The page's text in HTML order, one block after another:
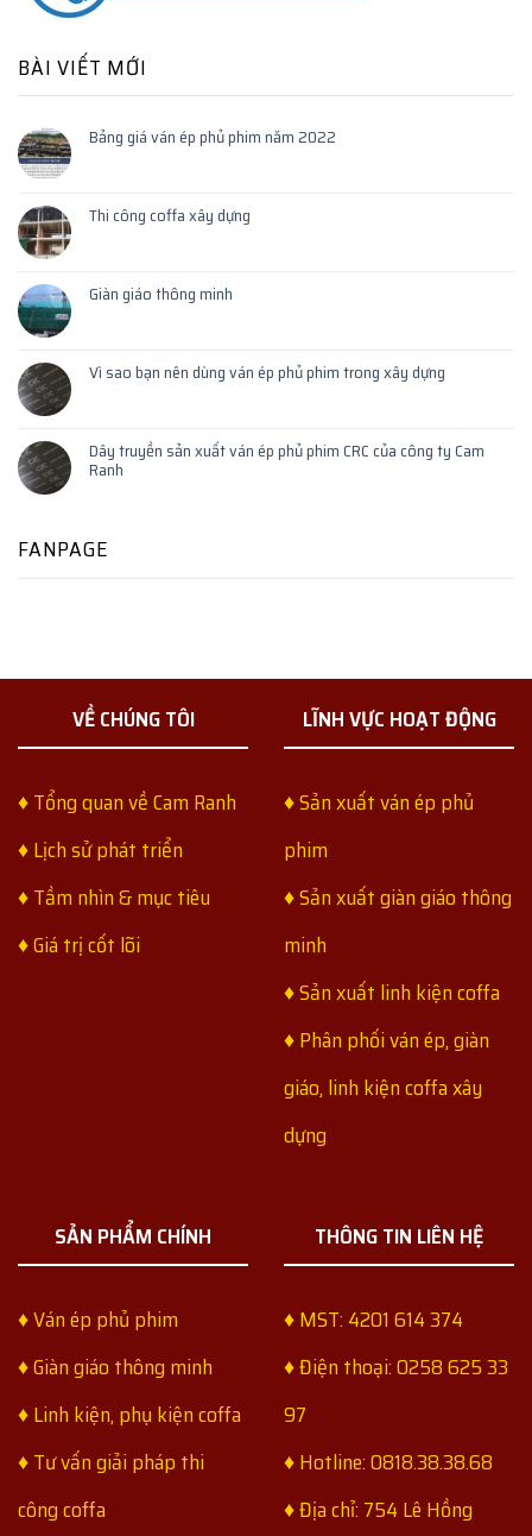
BÀI VIẾT MỚI
Bảng giá ván ép phủ phim năm 2022
Thi công coffa xây dựng
Giàn giáo thông minh
Vì sao bạn nên dùng ván ép phủ phim trong xây dựng
Dây truyền sản xuất ván ép phủ phim CRC của công ty Cam
Ranh
FANPAGE
VỀ CHÚNG TÔI
♦ Tổng quan về Cam Ranh
♦ Lịch sử phát triển
♦ Tầm nhìn & mục tiêu
♦ Giá trị cốt lõi
LĨNH VỰC HOẠT ĐỘNG
♦ Sản xuất ván ép phủ
phim
♦ Sản xuất giàn giáo thông
minh
♦ Sản xuất linh kiện coffa
♦ Phân phối ván ép, giàn
giáo, linh kiện coffa xây
dựng
SẢN PHẨM CHÍNH
♦ Ván ép phủ phim
♦ Giàn giáo thông minh
♦ Linh kiện, phụ kiện coffa
♦ Tư vấn giải pháp thi
công coffa
THÔNG TIN LIÊN HỆ
♦ MST: 4201 614 374
♦ Điện thoại: 0258 625 33
97
♦ Hotline: 0818.38.38.68
♦ Địa chỉ: 754 Lê Hồng